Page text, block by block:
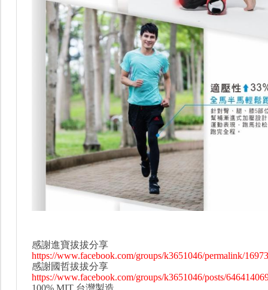
感謝進寶拔拔分享
https://www.facebook.com/groups/k3651046/permalink/
感謝國哲拔拔分享
https://www.facebook.com/groups/k3651046/posts/
100% MIT 台灣製造